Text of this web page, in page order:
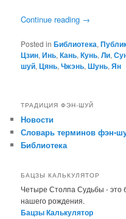
Continue reading →
Posted in Библиотека,
Цзин,Инь,Кань,Кунь,Ли,
шуй,Цянь,Чжэнь,Шунь,Ян
ТРАДИЦИЯ ФЭН-ШУЙ
Новости
Словарь терминов фэн-
Библиотека
БАЦЗЫ КАЛЬКУЛЯТОР
Четыре Столпа Судьбы - это
нашего рождения.
Бацзы Калькулятор